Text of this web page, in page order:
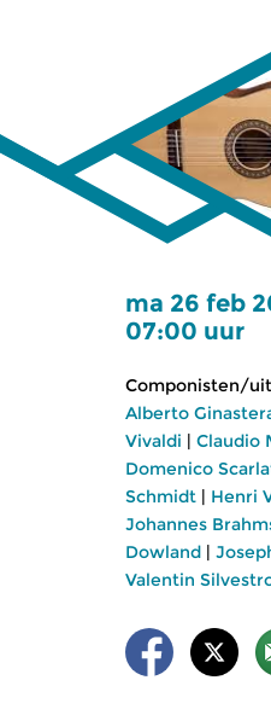
ma 26 feb
07:00 uur
Componisten/
Alberto
Vivaldi | Claudio
Domenico
Schmidt | Henri
Johannes
Dowland |
Valentin